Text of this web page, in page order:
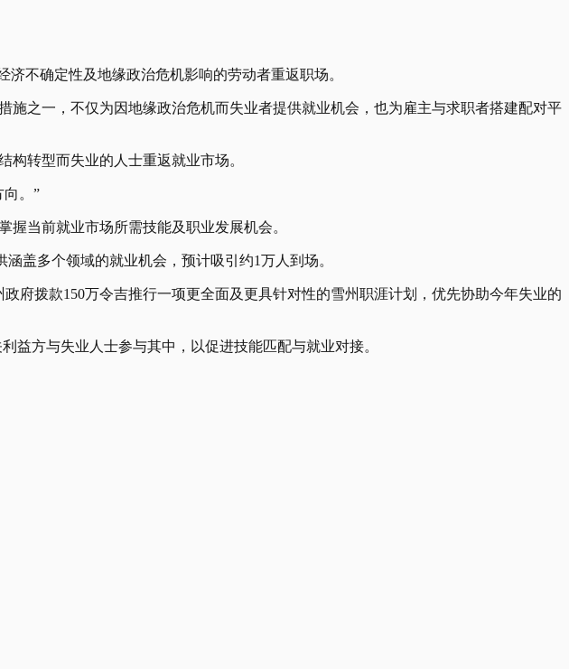
济不确定性及地缘政治危机影响的劳动者重返职场。
施之一，不仅为因地缘政治危机而失业者提供就业机会，也为雇主与求职者搭建配对平
转型而失业的人士重返就业市场。
。”
当前就业市场所需技能及职业发展机会。
盖多个领域的就业机会，预计吸引约1万人到场。
府拨款150万令吉推行一项更全面及更具针对性的雪州职涯计划，优先协助今年失业的
益方与失业人士参与其中，以促进技能匹配与就业对接。